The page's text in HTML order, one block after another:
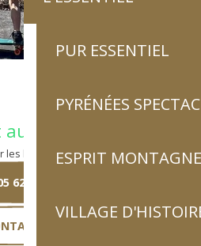
PUR ESSENTIEL
PYRÉNÉES
ESPRIT MONTAGNE
VILLAGE
coordonnées
les horaires
62 92 30
NOUS